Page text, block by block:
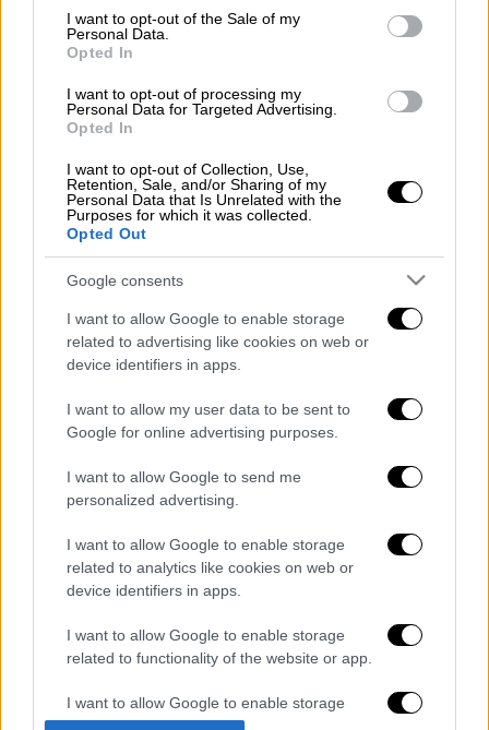
consent section.
I want to opt-out of the Sale of my
Personal Data.
Opted In
I want to opt-out of processing my
Personal Data for Targeted Advertising.
Opted In
I want to opt-out of Collection, Use,
Retention, Sale, and/or Sharing of my
Personal Data that Is Unrelated with the
Purposes for which it was collected.
Opted Out
Google consents
I want to allow Google to enable storage
related to advertising like cookies on web or
device identifiers in apps.
I want to allow my user data to be sent to
Google for online advertising purposes.
I want to allow Google to send me
personalized advertising.
I want to allow Google to enable storage
related to analytics like cookies on web or
device identifiers in apps.
I want to allow Google to enable storage
related to functionality of the website or app.
I want to allow Google to enable storage
related to personalization.
Τζόκερο αριθμός 20.
tzoker-klirosi.jpg
Διαβάστε ακόμη
«Στέρεψε» η αγορά από πινακίδες
κυκλοφορίας: Χιλιάδες αυτοκίνητα
το υπουργείο
Στη φυλακή ο δήμαρχος Στυλίδας και άλλα
δύο άτομα για τη φωτιά στη Βοιωτία